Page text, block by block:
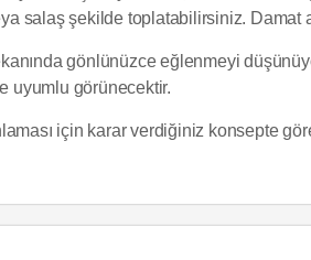
salaş şekilde toplatabilirsiniz. Damat
gönlünüzce eğlenmeyi
uyumlu görünecektir.
için karar verdiğiniz konsepte